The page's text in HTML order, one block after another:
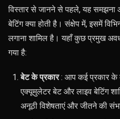
विस्तार से जानने से पहले, यह
बेटिंग क्या होती है। संक्षेप में, इसमें
लगाना शामिल है। यहाँ कुछ प्रमुख
गया है:
बेट के प्रकार: आप कई प्रकार के
एक्यूमुलेटर बेट और लाइव बेटिंग
अनूठी विशेषताएं और जीतने की